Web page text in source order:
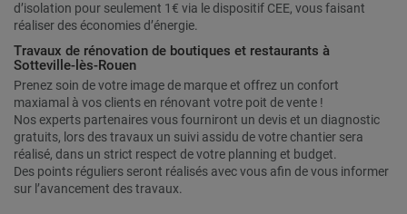
d’isolation pour seulement 1€ via le dispositif CEE, vous faisant
réaliser des économies d’énergie.
Travaux de rénovation de boutiques et restaurants à
Sotteville-lès-Rouen
Prenez soin de votre image de marque et offrez un confort
maxiamal à vos clients en rénovant votre poit de vente !
Nos experts partenaires vous fourniront un devis et un diagnostic
gratuits, lors des travaux un suivi assidu de votre chantier sera
réalisé, dans un strict respect de votre planning et budget.
Des points réguliers seront réalisés avec vous afin de vous informer
sur l’avancement des travaux.